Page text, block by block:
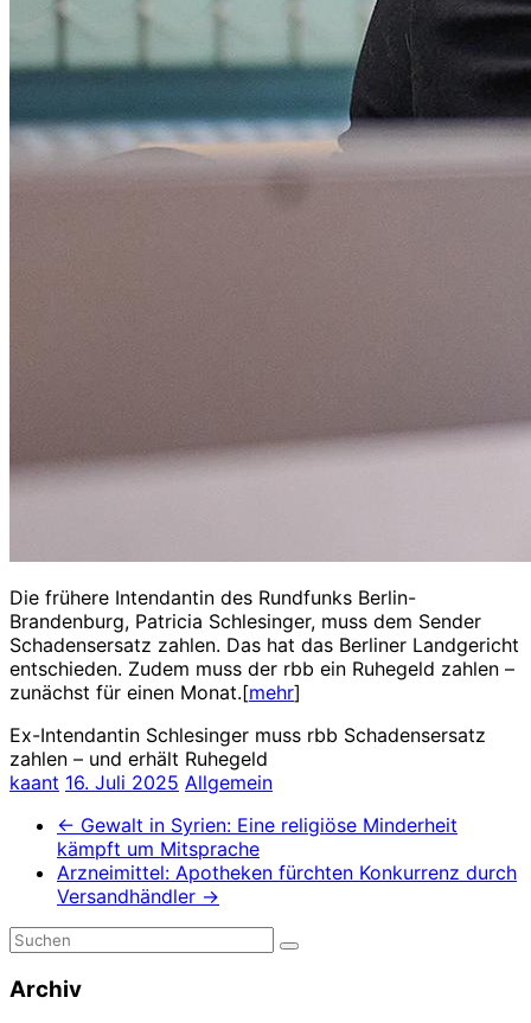
Die frühere Intendantin des Rundfunks Berlin-
Brandenburg, Patricia Schlesinger, muss dem Sender
Schadensersatz zahlen. Das hat das Berliner Landgericht
entschieden. Zudem muss der rbb ein Ruhegeld zahlen –
zunächst für einen Monat.[mehr]
Ex-Intendantin Schlesinger muss rbb Schadensersatz
zahlen – und erhält Ruhegeld
kaant 16. Juli 2025 Allgemein
← Gewalt in Syrien: Eine religiöse Minderheit
kämpft um Mitsprache
Arzneimittel: Apotheken fürchten Konkurrenz durch
Versandhändler →
Archiv